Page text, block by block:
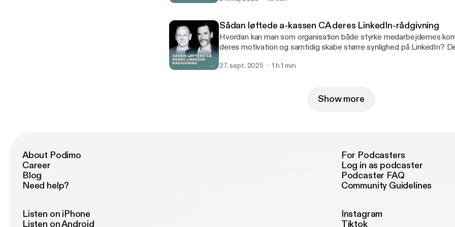
Sådan løftede a-kassen CA deres LinkedIn-rådgivning
Hvordan kan man som organisation både styrke medarbejdernes
deres motivation og samtidig skabe større synlighed på LinkedIn?
hvor karriererådgiverne fik mulighed for, på frivillig basis, at blive
employee advocacy-forløbet.
27. sept. 2025 1 h 1 min
Show more
About Podimo
Career
Blog
Need help?
For Podcasters
Log in as podcaster
Podcaster FAQ
Community Guidelines
Listen on iPhone
Listen on Android
Instagram
Tiktok